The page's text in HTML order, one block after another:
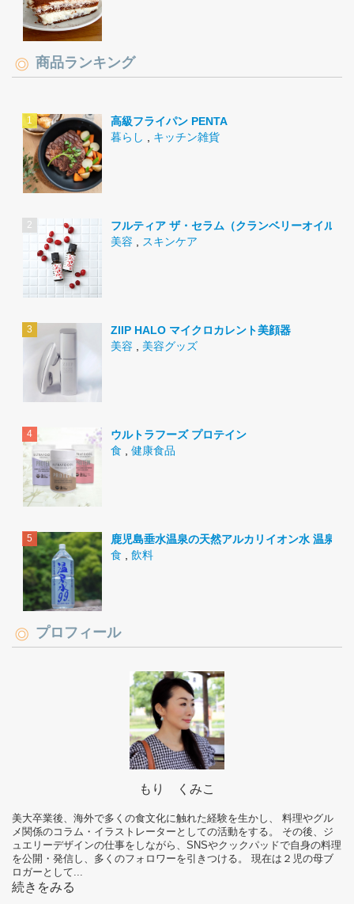
商品ランキング
高級フライパン PENTA
暮らし
キッチン雑貨
フルティア ザ・セラム（クランベリーオイル）
美容
スキンケア
ZIIP HALO マイクロカレント美顔器
美容
美容グッズ
ウルトラフーズ プロテイン
食
健康食品
鹿児島垂水温泉の天然アルカリイオン水 温泉水
食
飲料
プロフィール
もり くみこ
美大卒業後、海外で多くの食文化に触れた経験を生かし、 料理やグル
メ関係のコラム・イラストレーターとしての活動をする。 その後、ジ
ュエリーデザインの仕事をしながら、SNSやクックパッドで自身の料理
を公開・発信し、多くのフォロワーを引きつける。 現在は２児の母ブ
ロガーとして...
続きをみる